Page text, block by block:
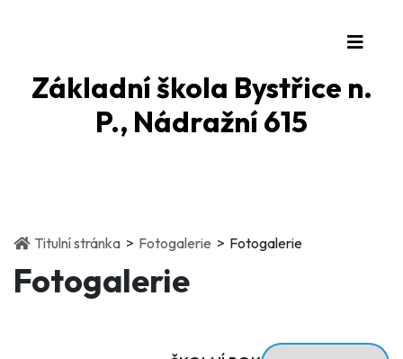
Základní škola Bystřice n.
P., Nádražní 615
Titulní stránka(current)
Fotogalerie (current)
Fotogalerie
Fotogalerie